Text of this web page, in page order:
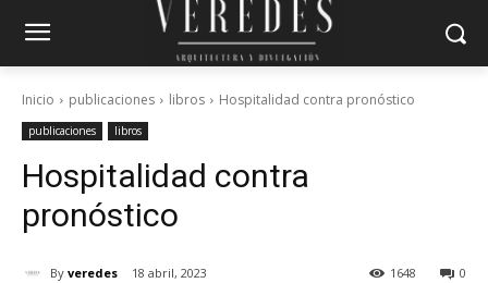
Inicio publicaciones libros Hospitalidad contra pronóstico
publicaciones libros
Hospitalidad contra
pronóstico
By veredes 18 abril, 2023 0
1648